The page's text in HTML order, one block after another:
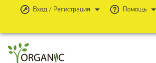
Вход / Регистрация Помощь